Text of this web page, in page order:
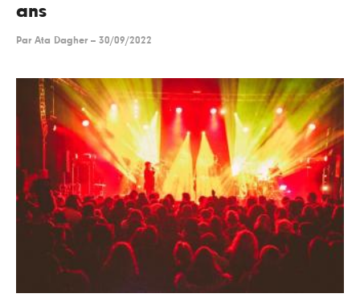
ans
Par Ata Dagher -- 30/09/2022